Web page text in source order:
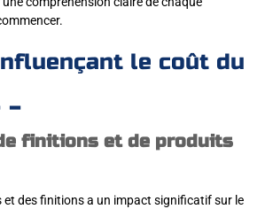
le coût du
finitions et de produits
et des finitions a un impact significatif sur le